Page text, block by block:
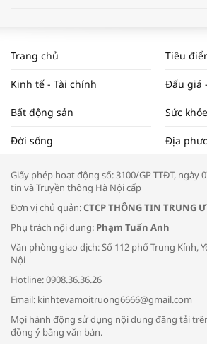
NAM NĂM 2024
ĐẬP THỊ TRƯỜNG
Tọa đàm “Xúc
Bác sĩ tư vấn
đường hô hấp
Trang chủ Tiêu
Kinh tế - Tài chính Đấu giá
Bất động sản Sức
Đời sống Địa
Giấy phép hoạt động số: 3100/GP-TTĐT, ngày
tin và Truyền thông Hà Nội cấp
Đơn vị chủ quản:CTCP THÔNG TIN TRUNG
Phụ trách nội dung: Phạm Tuấn Anh
Văn phòng giao dịch: Số 112 phố Trung Kính,
Nội
Hotline: 0908.36.36.26
Email: kinhtevamoitruong6666@gmail.com
Mọi hành động sử dụng nội dung đăng tải
đồng ý bằng văn bản.